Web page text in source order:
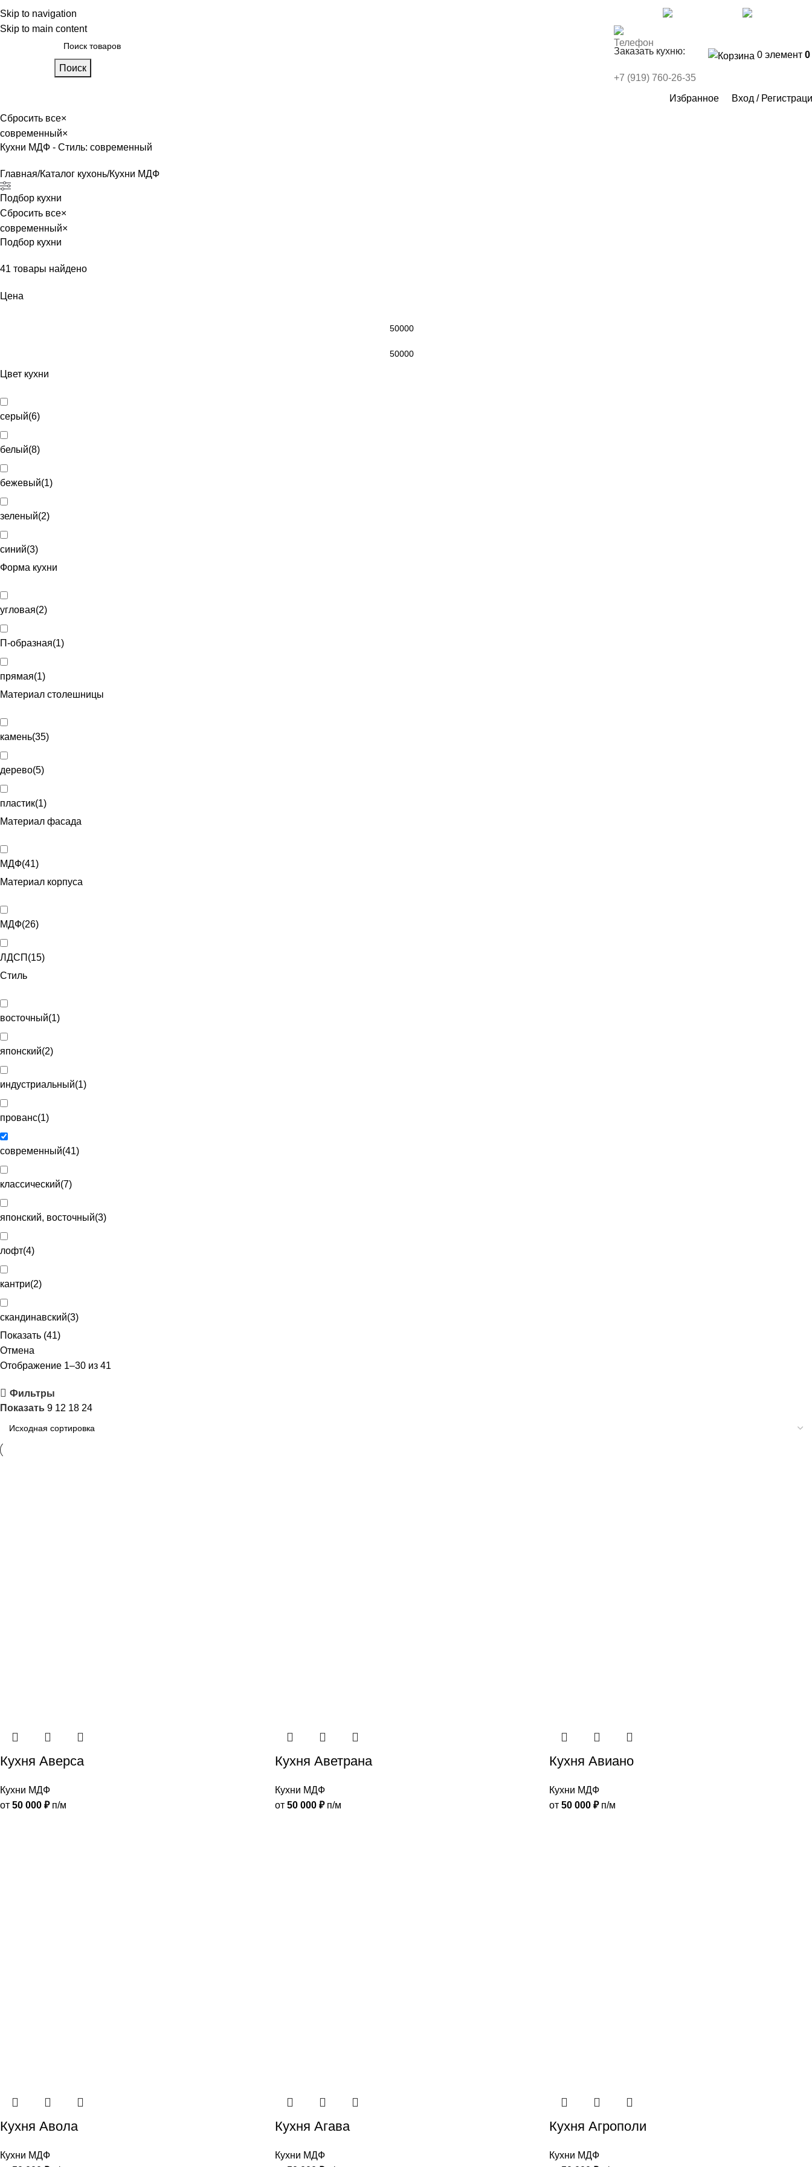
Skip to navigation
Skip to main content
БлогКалькулятор кухни
Поиск
Заказать кухню:
+7 (919) 760-26-35
0 элемент 0
Избранное
Вход /
Сбросить все×
современный×
Кухни МДФ - Стиль: современный
Главная Каталог кухонь Кухни МДФ
Подбор кухни
Сбросить все×
современный×
Подбор кухни
41 товары найдено
Цена
Цвет кухни
серый(6)
белый(8)
бежевый(1)
зеленый(2)
синий(3)
Форма кухни
угловая(2)
П-образная(1)
прямая(1)
Материал столешницы
камень(35)
дерево(5)
пластик(1)
Материал фасада
МДФ(41)
Материал корпуса
МДФ(26)
ЛДСП (15)
Стиль
восточный(1)
японский(2)
индустриальный(1)
прованс(1)
современный(41)
классический(7)
японский, восточный(3)
лофт(4)
кантри(2)
скандинавский(3)
Показать (41)
Отмена
Отображение 1–30 из 41
Фильтры
Показать 9 12 18 24
Кухня Аверса
Кухни МДФ
от 50 000 ₽п/м
Кухня Аветрана
Кухни МДФ
от 50 000 ₽п/м
Кухня Авиано
Кухни МДФ
от50 000₽п/м
Кухня Авола
Кухни МДФ
Кухня Агава
Кухни МДФ
Кухня Агрополи
Кухни МДФ